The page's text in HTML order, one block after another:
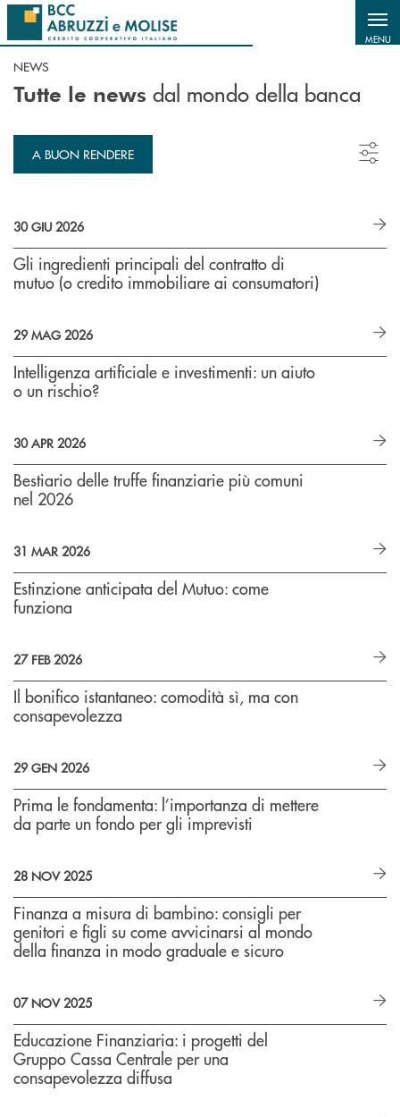
Salta al contenuto principale
MENU
NEWS
Tutte le news dal mondo della banca
A BUON RENDERE
30 GIU 2026
Gli ingredienti principali del contratto di
mutuo (o credito immobiliare ai consumatori)
29 MAG 2026
Intelligenza artificiale e investimenti: un aiuto
o un rischio?
30 APR 2026
Bestiario delle truffe finanziarie più comuni
nel 2026
31 MAR 2026
Estinzione anticipata del Mutuo: come
funziona
27 FEB 2026
Il bonifico istantaneo: comodità sì, ma con
consapevolezza
29 GEN 2026
Prima le fondamenta: l’importanza di mettere
da parte un fondo per gli imprevisti
28 NOV 2025
Finanza a misura di bambino: consigli per
genitori e figli su come avvicinarsi al mondo
della finanza in modo graduale e sicuro
07 NOV 2025
Educazione Finanziaria: i progetti del
Gruppo Cassa Centrale per una
consapevolezza diffusa